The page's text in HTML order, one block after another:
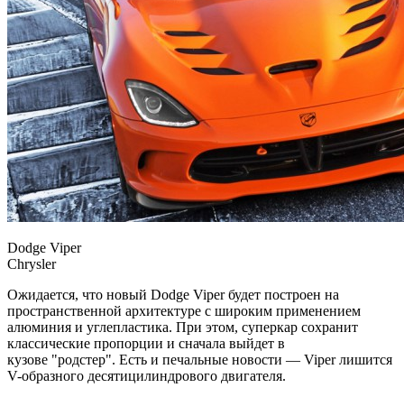
Dodge Viper
Chrysler
Ожидается, что новый Dodge Viper будет построен на
пространственной архитектуре с широким применением
алюминия и углепластика. При этом, суперкар сохранит
классические пропорции и сначала выйдет в
кузове "родстер". Есть и печальные новости — Viper лишится
V-образного десятицилиндрового двигателя.